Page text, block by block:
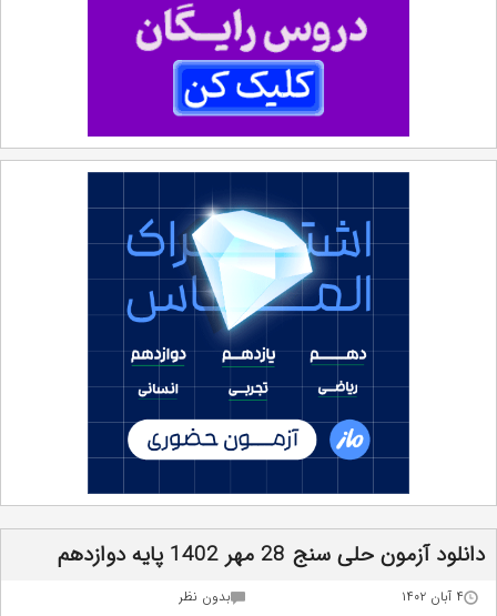
دانلود آزمون حلی سنج 28 مهر 1402 پایه دوازدهم
۴ آبان ۱۴۰۲ بدون نظر